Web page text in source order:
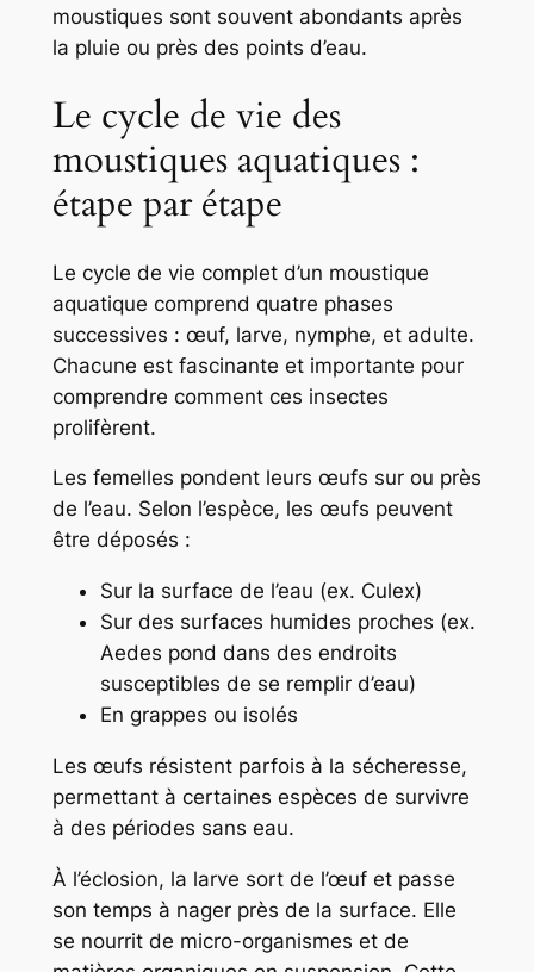
moustiques sont souvent abondants après
la pluie ou près des points d’eau.
Le cycle de vie des
moustiques aquatiques :
étape par étape
Le cycle de vie complet d’un moustique
aquatique comprend quatre phases
successives : œuf, larve, nymphe, et adulte.
Chacune est fascinante et importante pour
comprendre comment ces insectes
prolifèrent.
Les femelles pondent leurs œufs sur ou près
de l’eau. Selon l’espèce, les œufs peuvent
être déposés :
Sur la surface de l’eau (ex. Culex)
Sur des surfaces humides proches (ex.
Aedes pond dans des endroits
susceptibles de se remplir d’eau)
En grappes ou isolés
Les œufs résistent parfois à la sécheresse,
permettant à certaines espèces de survivre
à des périodes sans eau.
À l’éclosion, la larve sort de l’œuf et passe
son temps à nager près de la surface. Elle
se nourrit de micro-organismes et de